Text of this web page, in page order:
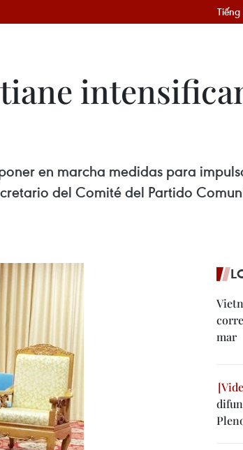
Tiếng
en marcha medidas para
del Comité del Partido
mar